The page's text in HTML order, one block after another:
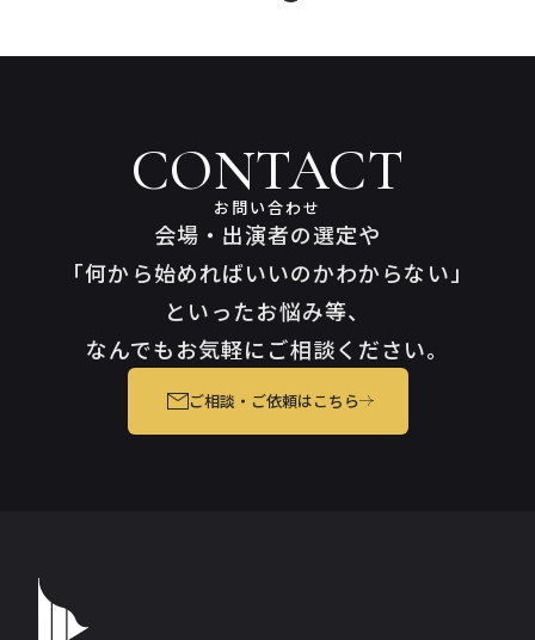
CONTACT
お問い合わせ
会場・出演者の選定や
「何から始めればいいのかわからない」
といったお悩み等、
なんでもお気軽にご相談ください。
ご相談・ご依頼はこちら